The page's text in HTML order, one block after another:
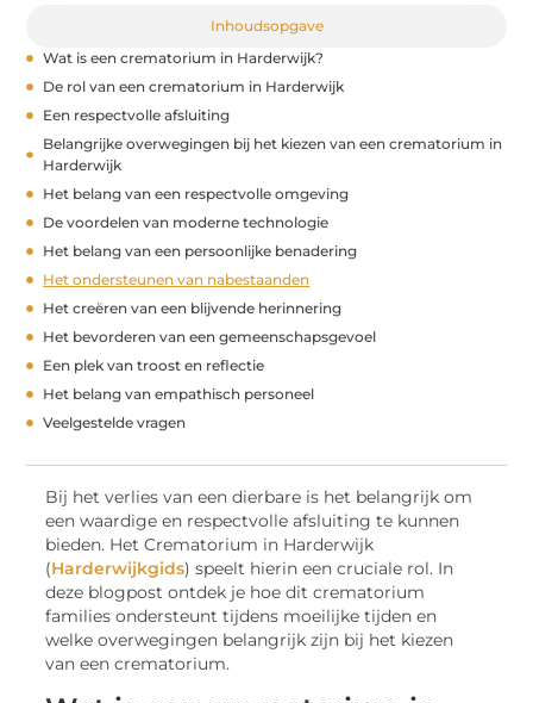
Inhoudsopgave
Wat is een crematorium in Harderwijk?
De rol van een crematorium in Harderwijk
Een respectvolle afsluiting
Belangrijke overwegingen bij het kiezen van een crematorium in
Harderwijk
Het belang van een respectvolle omgeving
De voordelen van moderne technologie
Het belang van een persoonlijke benadering
Het ondersteunen van nabestaanden
Het creëren van een blijvende herinnering
Het bevorderen van een gemeenschapsgevoel
Een plek van troost en reflectie
Het belang van empathisch personeel
Veelgestelde vragen
Bij het verlies van een dierbare is het belangrijk om
een waardige en respectvolle afsluiting te kunnen
bieden. Het Crematorium in Harderwijk
(Harderwijkgids) speelt hierin een cruciale rol. In
deze blogpost ontdek je hoe dit crematorium
families ondersteunt tijdens moeilijke tijden en
welke overwegingen belangrijk zijn bij het kiezen
van een crematorium.